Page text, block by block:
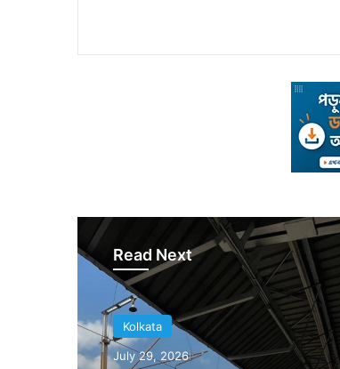
Read Next
Kolkata
July 29, 2026